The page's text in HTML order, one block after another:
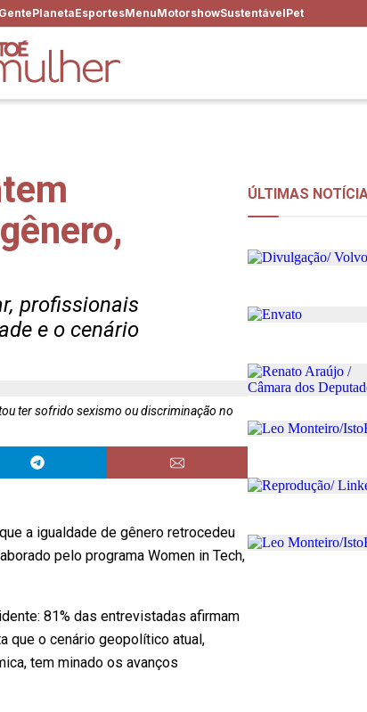
GentePlanetaEsportesMenuMotorshowSustentávelPet
profissionais
e o cenário
ter sofrido sexismo ou discriminação no
a igualdade de gênero retrocedeu
pelo programa Women in Tech,
81% das entrevistadas afirmam
que o cenário geopolítico atual,
tem minado os avanços